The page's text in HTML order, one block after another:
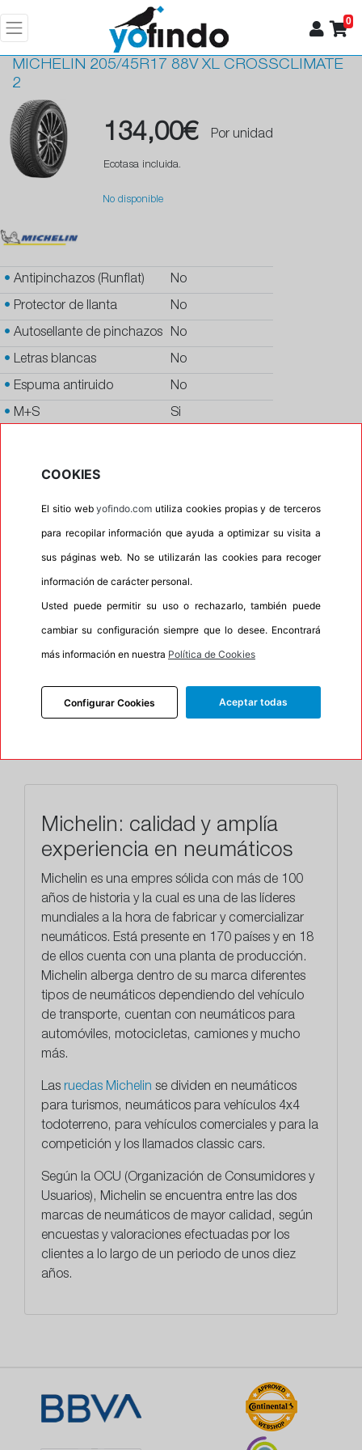
0
MICHELIN 205/45R17 88V XL CROSSCLIMATE
2
134,00€ Por unidad
Ecotasa incluida.
No disponible
• Antipinchazos (Runflat) No
• Protector de llanta No
• Autosellante de pinchazos No
• Letras blancas No
• Espuma antiruido No
• M+S Si
INFORMACIÓN
RECOMENDADO
Michelin: calidad y amplía
experiencia en neumáticos
Michelin es una empres sólida con más de 100
años de historia y la cual es una de las líderes
mundiales a la hora de fabricar y comercializar
neumáticos. Está presente en 170 países y en 18
de ellos cuenta con una planta de producción.
Michelin alberga dentro de su marca diferentes
tipos de neumáticos dependiendo del vehículo
de transporte, cuentan con neumáticos para
automóviles, motocicletas, camiones y mucho
más.
Las ruedas Michelin se dividen en neumáticos
para turismos, neumáticos para vehículos 4x4
todoterreno, para vehículos comerciales y para la
competición y los llamados classic cars.
Según la OCU (Organización de Consumidores y
Usuarios), Michelin se encuentra entre las dos
marcas de neumáticos de mayor calidad, según
encuestas y valoraciones efectuadas por los
clientes a lo largo de un periodo de unos diez
años.
COOKIES
El sitio webyofindo.com utiliza cookies propias y de terceros
para recopilar información que ayuda a optimizar su visita a
sus páginas web. No se utilizarán las cookies para recoger
información de carácter personal.
Usted puede permitir su uso o rechazarlo, también puede
cambiar su configuración siempre que lo desee. Encontrará
más información en nuestra Política de Cookies
Configurar Cookies Aceptar todas